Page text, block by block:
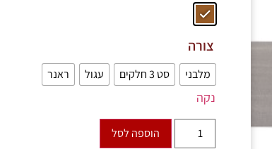
צורה
מלבני סט 3 חלקים עגול ראנר
נקה
הוספה לסל